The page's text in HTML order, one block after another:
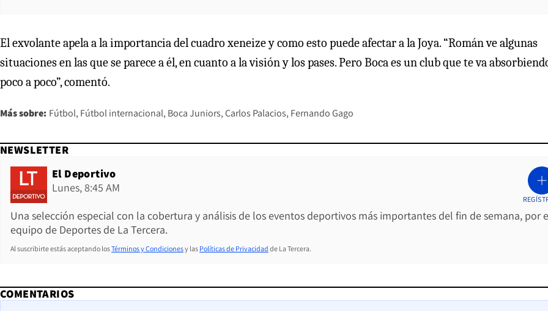
El exvolante apela a la importancia del cuadro xeneize y como esto puede afectar a la Joya. “Román ve algunas
situaciones en las que se parece a él, en cuanto a la visión y los pases. Pero Boca es un club que te va
poco a poco”, comentó.
Más sobre: Fútbol Fútbol internacional Boca Juniors Carlos Palacios Fernando Gago
NEWSLETTER
El Deportivo
Lunes, 8:45 AM
Una selección especial con la cobertura y análisis de los eventos deportivos más importantes del fin de semana, por
equipo de Deportes de La Tercera.
Al suscribirte estás aceptando losTérminos y Condicionesy las Políticas de Privacidad de La Tercera.
COMENTARIOS